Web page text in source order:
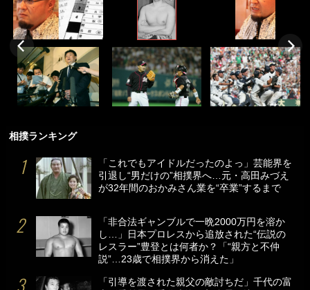
相撲ランキング
「これでもアイドルだったのよっ」芸能界を
引退し“男だけの”相撲界へ…元・高田みづえ
が32年間のおかみさん業を“卒業”するまで
「非合法ギャンブルで一晩2000万円を溶か
し…」日本プロレスから追放された“伝説の
レスラー”豊登とは何者か？「“親方と不仲
説”…23歳で相撲界から消えた」
「引導を渡された親父の敵討ちだ」千代の富